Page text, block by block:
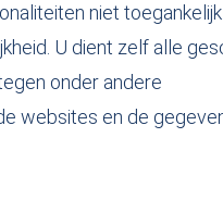
niet toegankelijk
U dient zelf alle
onder andere
websites en de